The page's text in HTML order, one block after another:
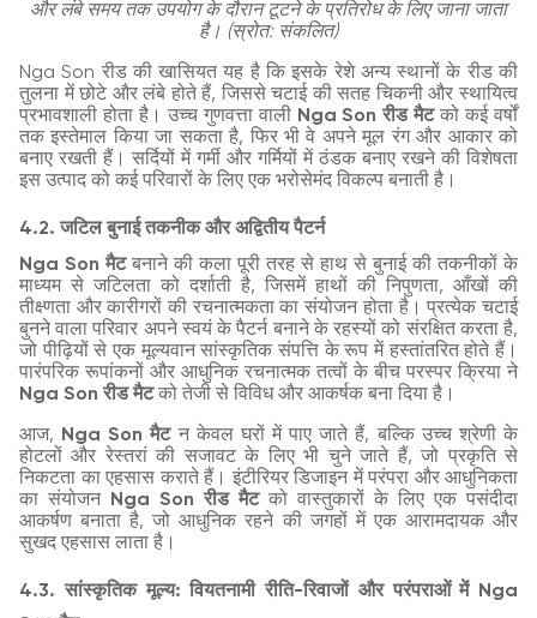
और लंबे समय तक उपयोग के दौरान टूटने के प्रतिरोध के लिए जाना जाता
है। (स्रोत: संकलित)
Nga Son रीड की खासियत यह है कि इसके रेशे अन्य स्थानों के रीड की
तुलना में छोटे और लंबे होते हैं, जिससे चटाई की सतह चिकनी और स्थायित्व
प्रभावशाली होता है। उच्च गुणवत्ता वाली Nga Son रीड मैटको कई वर्षों
तक इस्तेमाल किया जा सकता है, फिर भी वे अपने मूल रंग और आकार को
बनाए रखती हैं। सर्दियों में गर्मी और गर्मियों में ठंडक बनाए रखने की विशेषता
इस उत्पाद को कई परिवारों के लिए एक भरोसेमंद विकल्प बनाती है।
4.2. जटिल बुनाई तकनीक और अद्वितीय पैटर्न
Nga Son मैटबनाने की कला पूरी तरह से हाथ से बुनाई की तकनीकों के
माध्यम से जटिलता को दर्शाती है, जिसमें हाथों की निपुणता, आँखों की
तीक्ष्णता और कारीगरों की रचनात्मकता का संयोजन होता है। प्रत्येक चटाई
बुनने वाला परिवार अपने स्वयं के पैटर्न बनाने के रहस्यों को संरक्षित करता है,
जो पीढ़ियों से एक मूल्यवान सांस्कृतिक संपत्ति के रूप में हस्तांतरित होते हैं।
पारंपरिक रूपांकनों और आधुनिक रचनात्मक तत्वों के बीच परस्पर क्रिया ने
Nga Son रीड मैटको तेजी से विविध और आकर्षक बना दिया है।
आज, Nga Son मैटन केवल घरों में पाए जाते हैं, बल्कि उच्च श्रेणी के
होटलों और रेस्तरां की सजावट के लिए भी चुने जाते हैं, जो प्रकृति से
निकटता का एहसास कराते हैं। इंटीरियर डिजाइन में परंपरा और आधुनिकता
का संयोजन Nga Son रीड मैटको वास्तुकारों के लिए एक पसंदीदा
आकर्षण बनाता है, जो आधुनिक रहने की जगहों में एक आरामदायक और
सुखद एहसास लाता है।
4.3. सांस्कृतिक मूल्य: वियतनामी रीति-रिवाजों और परंपराओं में Nga